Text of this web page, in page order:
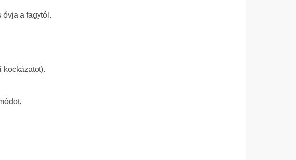
óvja a fagytól.
kockázatot).